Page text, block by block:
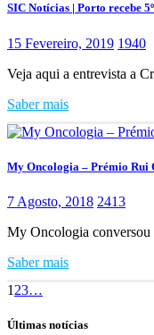
SIC Notícias | Porto recebe
15 Fevereiro, 2019 1940
Veja aqui a entrevista a
Saber mais
My Oncologia – Prémio Rui
7 Agosto, 2018 2413
My Oncologia conversou
Saber mais
1 23…
Últimas notícias